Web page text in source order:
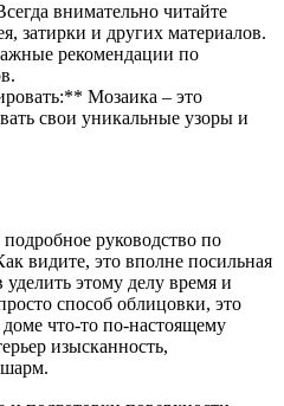
внимательно читайте
затирки и других материалов.
рекомендации по
Мозаика – это
свои уникальные узоры и
руководство по
видите, это вполне посильная
уделить этому делу время и
способ облицовки, это
что-то по-настоящему
изысканность,